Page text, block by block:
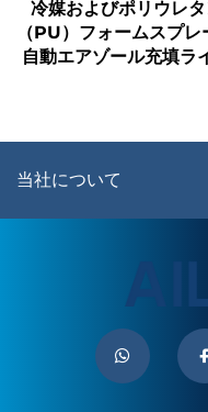
冷媒およびポリウレ
（PU）フォームスプレ
自動エアゾール充填ラ
当社について